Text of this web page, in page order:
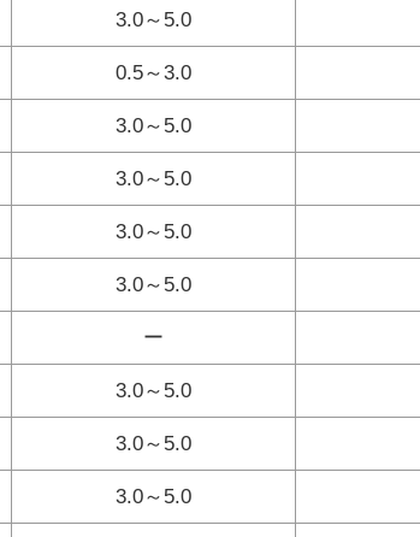
3.0～5.0
0.5～3.0
3.0～5.0
3.0～5.0
3.0～5.0
3.0～5.0
ー
3.0～5.0
3.0～5.0
3.0～5.0